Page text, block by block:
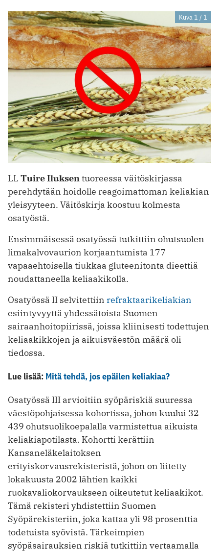
Kuva 1 / 1
LL Tuire Iluksentuoreessa väitöskirjassa
perehdytään hoidolle reagoimattoman keliakian
yleisyyteen. Väitöskirja koostuu kolmesta
osatyöstä.
Ensimmäisessä osatyössä tutkittiin ohutsuolen
limakalvovaurion korjaantumista 177
vapaaehtoisella tiukkaa gluteenitonta dieettiä
noudattaneella keliaakikolla.
Osatyössä II selvitettiin refraktaarikeliakian
esiintyvyyttä yhdessätoista Suomen
sairaanhoitopiirissä, joissa kliinisesti todettujen
keliaakikkojen ja aikuisväestön määrä oli
tiedossa.
Lue lisää: Mitä tehdä, jos epäilen keliakiaa?
Osatyössä III arvioitiin syöpäriskiä suuressa
väestöpohjaisessa kohortissa, johon kuului 32
439 ohutsuolikoepalalla varmistettua aikuista
keliakiapotilasta. Kohortti kerättiin
Kansaneläkelaitoksen
erityiskorvausrekisteristä, johon on liitetty
lokakuusta 2002 lähtien kaikki
ruokavaliokorvaukseen oikeutetut keliaakikot.
Tämä rekisteri yhdistettiin Suomen
Syöpärekisteriin, joka kattaa yli 98 prosenttia
todetuista syövistä. Tärkeimpien
syöpäsairauksien riskiä tutkittiin vertaamalla